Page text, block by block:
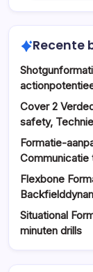
Recente
Cover 2
safety,
Formatie-
Communicatie
Flexbone
Situational
minuten drills